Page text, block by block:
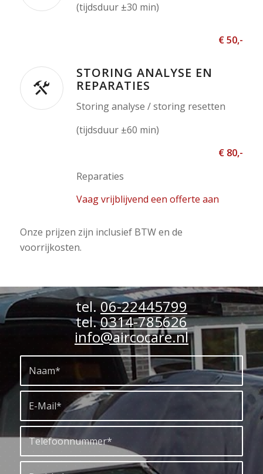
(tijdsduur ±30 min)
€ 50,-
STORING ANALYSE EN
REPARATIES
Storing analyse / storing resetten
(tijdsduur ±60 min)
€ 80,-
Reparaties
Vaag vrijblijvend een offerte aan
Onze prijzen zijn inclusief BTW en de
voorrijkosten.
tel.06-22445799
tel.0314-785626
info@aircocare.nl